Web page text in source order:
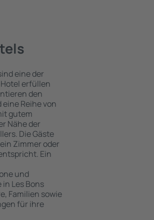
eine der
erfüllen
den
Reihe von
gutem
Nähe der
Die Gäste
Zimmer oder
Ein
und
Les Bons
Familien sowie
für ihre